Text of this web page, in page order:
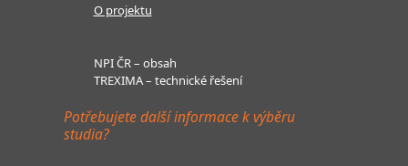
O projektu
NPI ČR – obsah
TREXIMA – technické řešení
Potřebujete další informace k výběru
studia?